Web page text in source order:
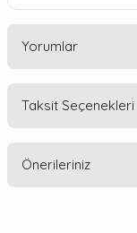
Yorumlar
Taksit Seçenekleri
Önerileriniz